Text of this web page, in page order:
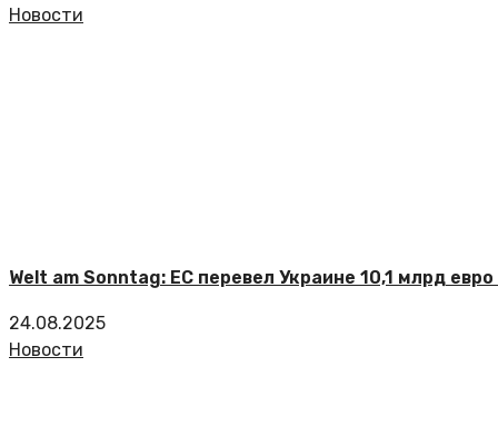
Новости
Welt am Sonntag: ЕС перевел Украине 10,1 млрд
24.08.2025
Новости